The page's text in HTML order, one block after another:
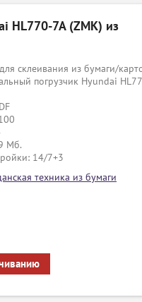
HL770-7A (ZMK) из
склеивания из бумаги/
погрузчик Hyundai
Мб.
14/7+3
техника из бумаги